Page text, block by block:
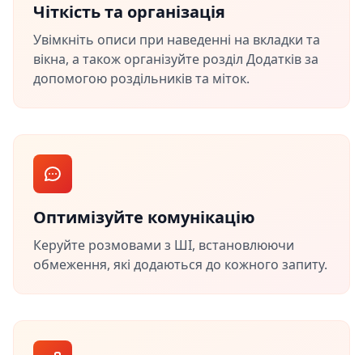
Чіткість та організація
Увімкніть описи при наведенні на вкладки та
вікна, а також організуйте розділ Додатків за
допомогою роздільників та міток.
Оптимізуйте комунікацію
Керуйте розмовами з ШІ, встановлюючи
обмеження, які додаються до кожного запиту.